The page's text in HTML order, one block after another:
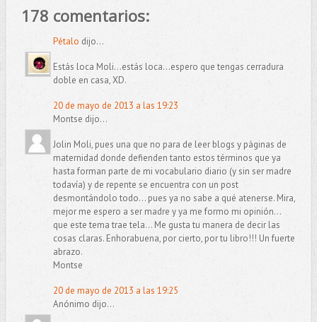
178 comentarios:
Pétalo dijo...
Estás loca Moli...estás loca...espero que tengas cerradura
doble en casa, XD.
20 de mayo de 2013 a las 19:23
Montse dijo...
Jolin Moli, pues una que no para de leer blogs y páginas de
maternidad donde defienden tanto estos términos que ya
hasta forman parte de mi vocabulario diario (y sin ser madre
todavía) y de repente se encuentra con un post
desmontándolo todo... pues ya no sabe a qué atenerse. Mira,
mejor me espero a ser madre y ya me formo mi opinión...
que este tema trae tela... Me gusta tu manera de decir las
cosas claras. Enhorabuena, por cierto, por tu libro!!! Un fuerte
abrazo.
Montse
20 de mayo de 2013 a las 19:25
Anónimo dijo...